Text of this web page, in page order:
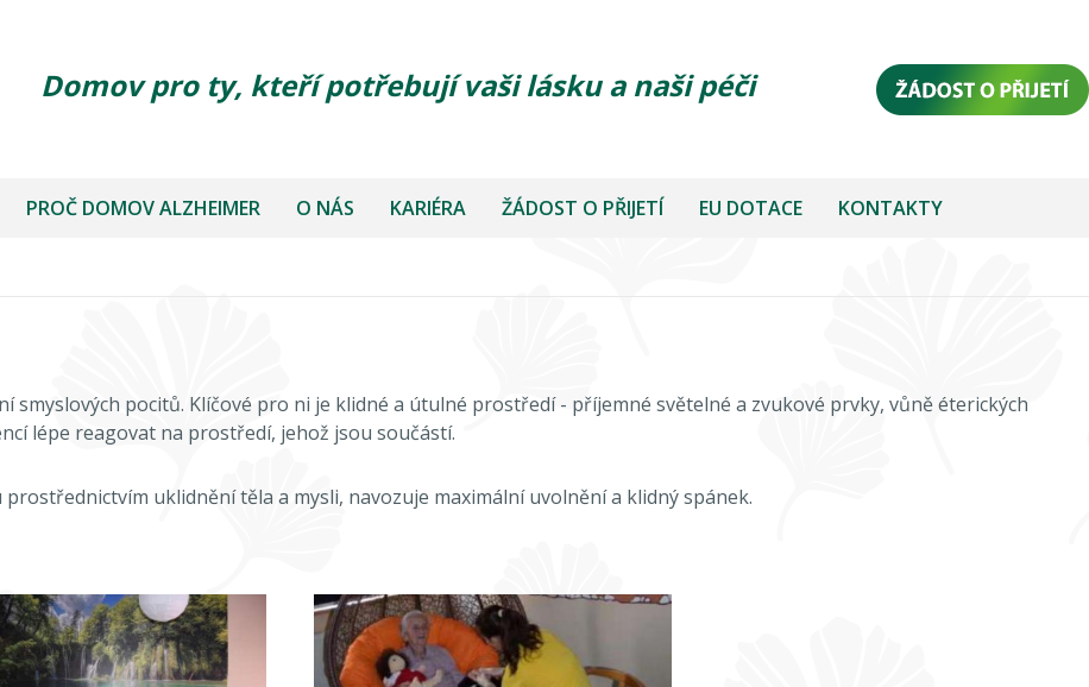
Domov pro ty, kteří potřebují vaši lásku a naši péči
PROČ DOMOV ALZHEIMER O NÁS KARIÉRA ŽÁDOST O PŘIJETÍ EU DOTACE KONTAKTY
smyslových pocitů. Klíčové pro ni je klidné a útulné prostředí - příjemné světelné a zvukové prvky, vůně éterických
lépe reagovat na prostředí, jehož jsou součástí.
uklidnění těla a mysli, navozuje maximální uvolnění a klidný spánek.